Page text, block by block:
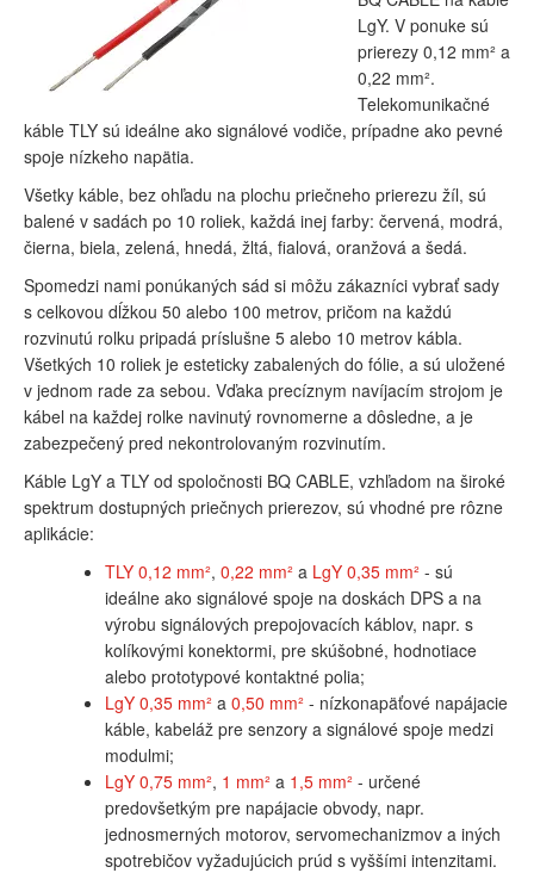
LgY. V ponuke sú
prierezy 0,12 mm² a
0,22 mm².
Telekomunikačné
káble TLY sú ideálne ako signálové vodiče, prípadne ako pevné
spoje nízkeho napätia.
Všetky káble, bez ohľadu na plochu priečneho prierezu žíl, sú
balené v sadách po 10 roliek, každá inej farby: červená, modrá,
čierna, biela, zelená, hnedá, žltá, fialová, oranžová a šedá.
Spomedzi nami ponúkaných sád si môžu zákazníci vybrať sady
s celkovou dĺžkou 50 alebo 100 metrov, pričom na každú
rozvinutú rolku pripadá príslušne 5 alebo 10 metrov kábla.
Všetkých 10 roliek je esteticky zabalených do fólie, a sú uložené
v jednom rade za sebou. Vďaka precíznym navíjacím strojom je
kábel na každej rolke navinutý rovnomerne a dôsledne, a je
zabezpečený pred nekontrolovaným rozvinutím.
Káble LgY a TLY od spoločnosti BQ CABLE, vzhľadom na široké
spektrum dostupných priečnych prierezov, sú vhodné pre rôzne
aplikácie:
TLY 0,12 mm², 0,22 mm² a LgY 0,35 mm² - sú
ideálne ako signálové spoje na doskách DPS a na
výrobu signálových prepojovacích káblov, napr. s
kolíkovými konektormi, pre skúšobné, hodnotiace
alebo prototypové kontaktné polia;
LgY 0,35 mm² a 0,50 mm² - nízkonapäťové napájacie
káble, kabeláž pre senzory a signálové spoje medzi
modulmi;
LgY 0,75 mm², 1 mm² a 1,5 mm² - určené
predovšetkým pre napájacie obvody, napr.
jednosmerných motorov, servomechanizmov a iných
spotrebičov vyžadujúcich prúd s vyššími intenzitami.